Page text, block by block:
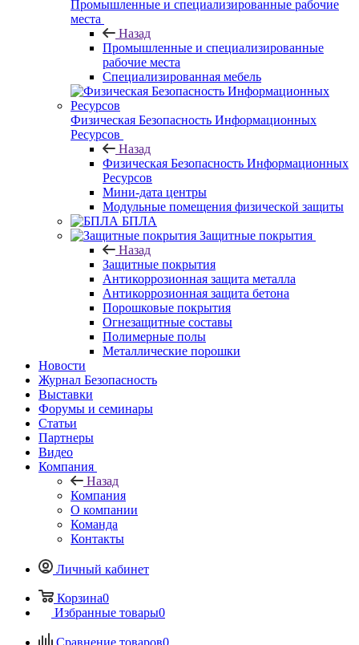
Промышленные и специализированные рабочие
места
Назад
Промышленные и специализированные
рабочие места
Специализированная мебель
Физическая Безопасность Информационных
Ресурсов
Назад
Физическая Безопасность Информационных
Ресурсов
Мини-дата центры
Модульные помещения физической защиты
БПЛА
Защитные покрытия
Назад
Защитные покрытия
Антикоррозионная защита металла
Антикоррозионная защита бетона
Порошковые покрытия
Огнезащитные составы
Полимерные полы
Металлические порошки
Новости
Журнал Безопасность
Выставки
Форумы и семинары
Статьи
Партнеры
Видео
Компания
Назад
Компания
О компании
Команда
Контакты
Личный кабинет
Корзина0
Избранные товары0
Сравнение товаров0